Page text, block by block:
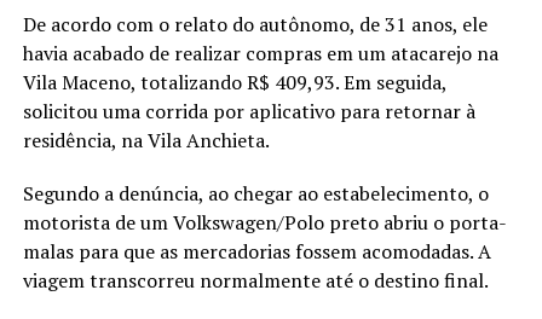
De acordo com o relato do autônomo, de 31 anos, ele
havia acabado de realizar compras em um atacarejo na
Vila Maceno, totalizando R$ 409,93. Em seguida,
solicitou uma corrida por aplicativo para retornar à
residência, na Vila Anchieta.
Segundo a denúncia, ao chegar ao estabelecimento, o
motorista de um Volkswagen/Polo preto abriu o porta-
malas para que as mercadorias fossem acomodadas. A
viagem transcorreu normalmente até o destino final.